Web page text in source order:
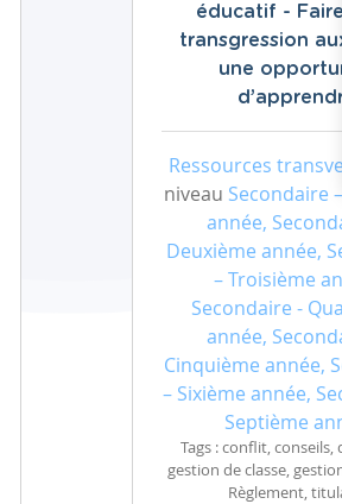
éducatif - Faire
transgression
une
Ressources
niveau Secondaire
année,
Deuxième année,
– Troisième
Secondaire -
année,
Cinquième année,
– Sixième année,
Septième
Tags : conflit, conseils,
gestion de classe,
Règlement,